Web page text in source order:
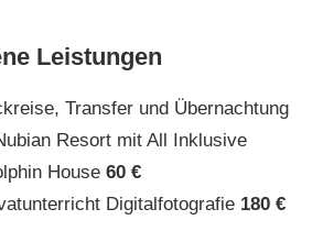
Leistungen
Transfer und Übernachtung
Resort mit All Inklusive
House60 €
Digitalfotografie 180 €